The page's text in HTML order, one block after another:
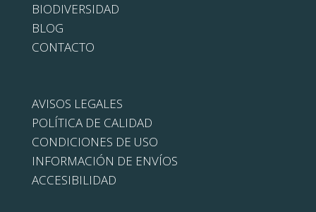
BIODIVERSIDAD
BLOG
CONTACTO
AVISOS LEGALES
POLÍTICA DE CALIDAD
CONDICIONES DE USO
INFORMACIÓN DE ENVÍOS
ACCESIBILIDAD